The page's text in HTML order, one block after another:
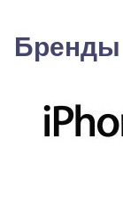
Бренды